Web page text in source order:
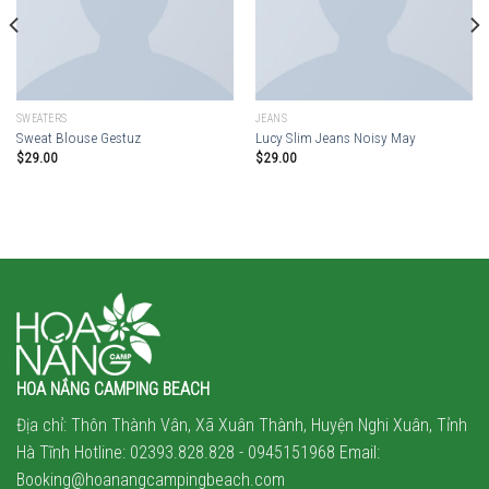
SWEATERS
Sweat Blouse Gestuz
$29.00
JEANS
Lucy Slim Jeans Noisy May
$29.00
HOA NẮNG CAMPING BEACH
Địa chỉ: Thôn Thành Vân, Xã Xuân Thành, Huyện Nghi Xuân, Tỉnh
Hà Tĩnh Hotline: 02393.828.828 - 0945151968 Email:
Booking@hoanangcampingbeach.com